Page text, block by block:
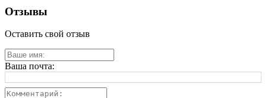
Отзывы
Оставить свой отзыв
Ваша почта: